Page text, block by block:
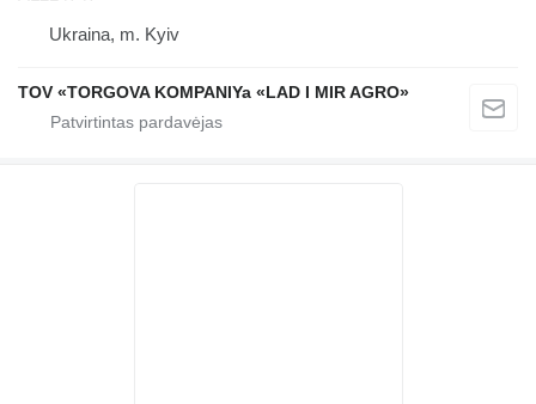
Ukraina, m. Kyiv
TOV «TORGOVA KOMPANIYa «LAD I MIR AGRO»